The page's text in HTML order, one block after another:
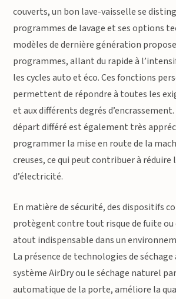
couverts, un bon lave-vaisselle se
programmes de lavage et ses options
modèles de dernière génération
programmes, allant du rapide à
les cycles auto et éco. Ces fonctions
permettent de répondre à toutes les
et aux différents degrés
départ différé est également très
programmer la mise en route de la
creuses, ce qui peut contribuer à réduire
d’électricité.
En matière de sécurité, des dispositifs
protègent contre tout risque de fuite ou
atout indispensable dans un
La présence de technologies de
système AirDry ou le séchage naturel
automatique de la porte, améliore la